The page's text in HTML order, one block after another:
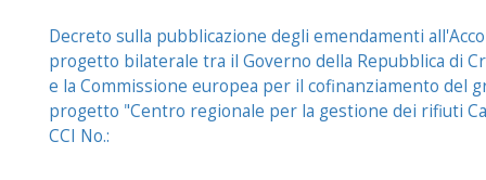
Decreto sulla pubblicazione degli emendamenti
progetto bilaterale tra il Governo della Repubblica di
e la Commissione europea per il cofinanziamento del
progetto "Centro regionale per la gestione dei rifiuti
CCI No.: